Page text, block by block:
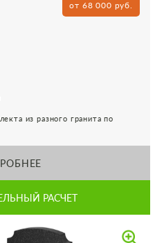
от 68 000 руб.
из разного гранита по
РАСЧЕТ